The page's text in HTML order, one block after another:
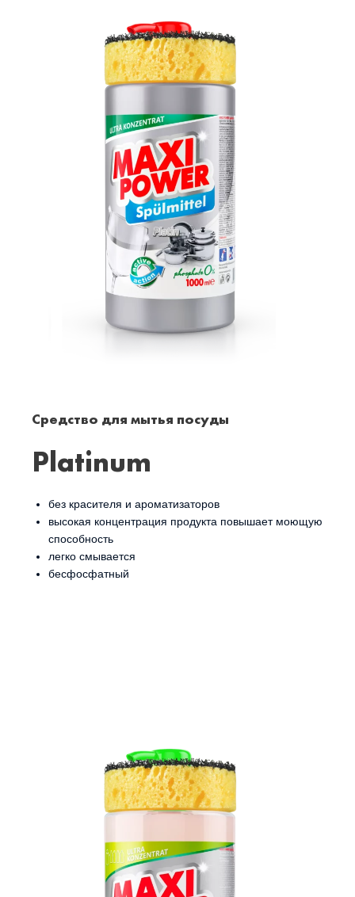
Средство для мытья посуды
Platinum
без красителя и ароматизаторов
высокая концентрация продукта повышает моющую
способность
легко смывается
бесфосфатный